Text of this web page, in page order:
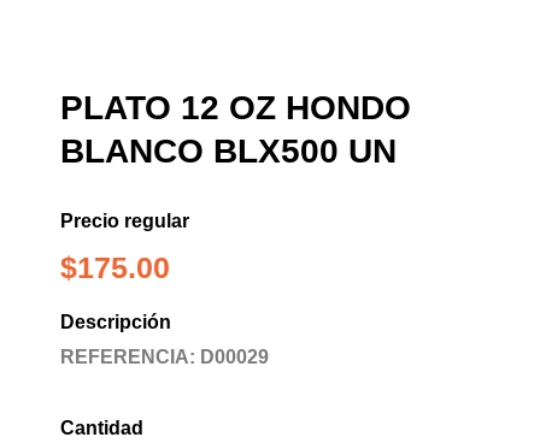
PLATO 12 OZ HONDO
BLANCO BLX500 UN
Precio regular
$175.00
Descripción
REFERENCIA: D00029
Cantidad